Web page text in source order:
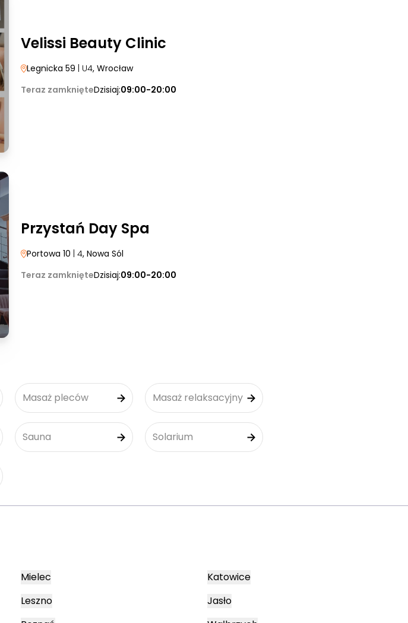
Velissi Beauty Clinic
Legnicka 59 | U4, Wrocław
Teraz zamknięteDzisiaj:09:00-20:00
Przystań Day Spa
Portowa 10 | 4, Nowa Sól
Teraz zamknięteDzisiaj:09:00-20:00
Masaż pleców Masaż relaksacyjny
Sauna Solarium
Mielec
Leszno
Katowice
Jasło